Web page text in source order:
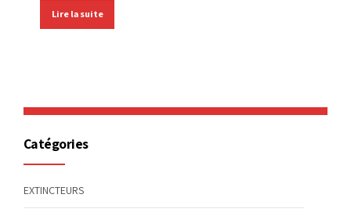
Lire la suite
Catégories
EXTINCTEURS